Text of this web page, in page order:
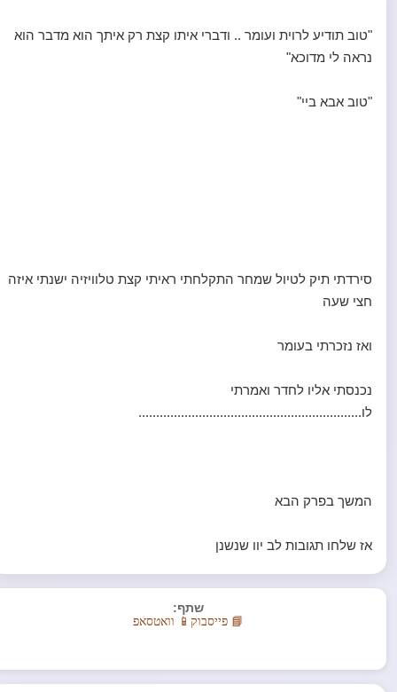
"טוב תודיע לרוית ועומר .. ודברי איתו קצת רק איתך הוא מדבר הוא
נראה לי מדוכא"
"טוב אבא ביי"
סירדתי תיק לטיול שמחר התקלחתי ראיתי קצת טלוויזיה ישנתי איזה
חצי שעה
ואז נזכרתי בעומר
נכנסתי אליו לחדר ואמרתי
לו...............................................................
המשך בפרק הבא
אז שלחו תגובות לב יוו שנשנן
שתף:
📘 פייסבוק 📱 וואטסאפ